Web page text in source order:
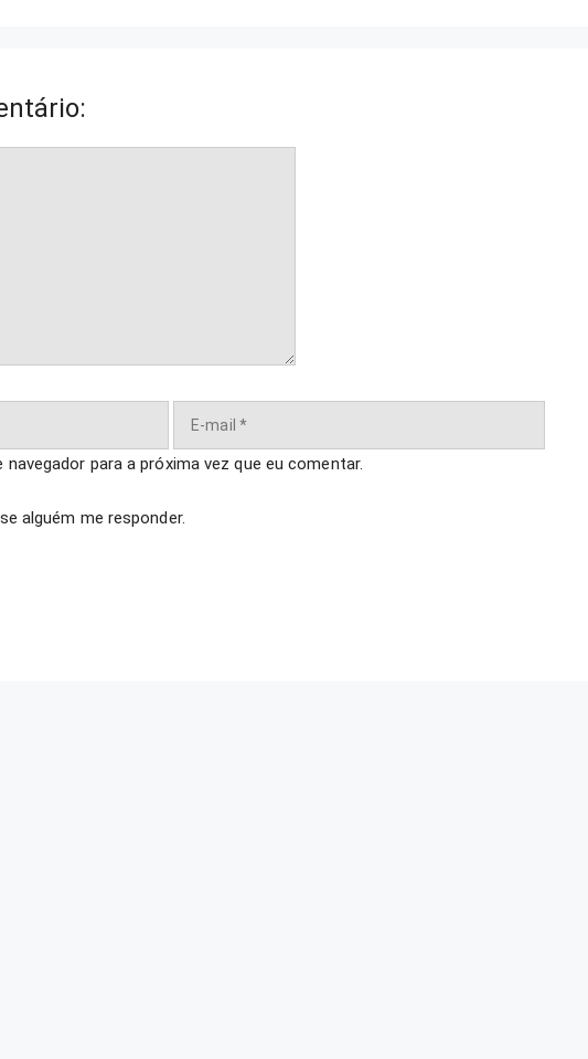
mail
para a próxima vez que eu comentar.
alguém me responder.